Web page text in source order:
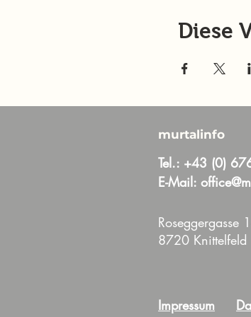
Diese
murtalinfo
Tel.: +43 (0)
E-Mail:
Roseggergasse
8720 Knittelfeld
Impressum